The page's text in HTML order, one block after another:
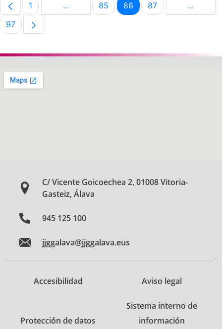
Página
1 ...Páginas intermedias Use TAB para
Página
85 Página
86 Página
87 ...
Página
97
C/ Vicente Goicoechea 2, 01008 Vitoria-
Gasteiz, Álava
945 125 100
jjggalava@jjggalava.eus
Accesibilidad Aviso legal
Protección de datos
Sistema interno de
información